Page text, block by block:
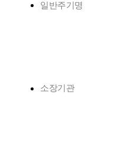
일반주기명
소장기관